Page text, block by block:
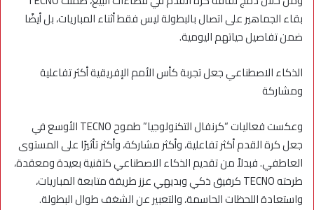
بقاء الجماهير على اتصال بالبطولة ليس فقط أثناء المباريات، بل أيضًا
ضمن تفاصيل حياتهم اليومية.
الذكاء الاصطناعي جعل تجربة كأس الأمم الإفريقية أكثر تفاعلية
ومشاركة
وعكست فعاليات “كرنفال التكنولوجيا” طموح TECNO الأوسع في
جعل كرة القدم أكثر تفاعلية، وأكثر مشاركة، وأكثر تأثيرًا على المستوى
العاطفي. فبدلاً من تقديم الذكاء الاصطناعي كتقنية بعيدة ومعقدة،
طرحته TECNO كرفيق ذكي وبديهي عزز طريقة متابعة المباريات،
واستعادة اللحظات الحاسمة، والتعبير عن الشغف طوال البطولة.